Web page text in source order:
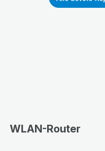
WLAN-Router